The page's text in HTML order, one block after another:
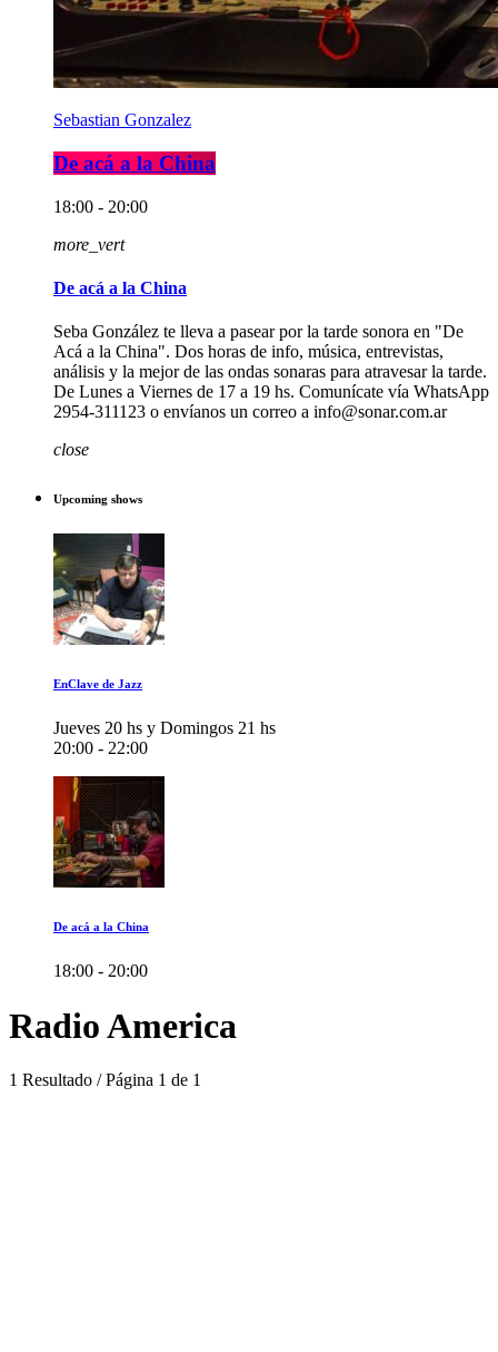
Sebastian Gonzalez
De acá a la China
18:00 - 20:00
more_vert
De acá a la China
Seba González te lleva a pasear por la tarde sonora en "De
Acá a la China". Dos horas de info, música, entrevistas,
análisis y la mejor de las ondas sonaras para atravesar la tarde.
De Lunes a Viernes de 17 a 19 hs. Comunícate vía WhatsApp
2954-311123 o envíanos un correo a info@sonar.com.ar
close
Upcoming shows
EnClave de Jazz
Jueves 20 hs y Domingos 21 hs
20:00 - 22:00
De acá a la China
18:00 - 20:00
Radio America
1 Resultado / Página 1 de 1